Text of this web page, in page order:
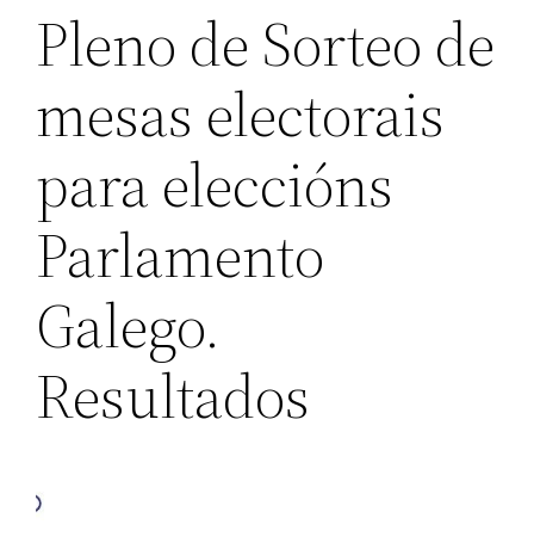
Pleno de Sorteo de
mesas electorais
para eleccións
Parlamento
Galego.
Resultados